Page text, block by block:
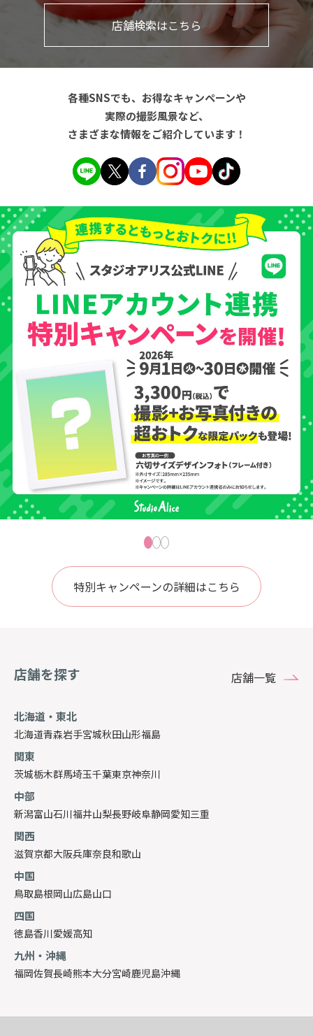
店舗検索はこちら
各種SNSでも、お得なキャンペーンや
実際の撮影風景など、
さまざまな情報をご紹介しています！
特別キャンペーンの詳細はこちら
店舗を探す 店舗一覧
北海道・東北
北海道青森岩手宮城秋田山形福島
関東
茨城栃木群馬埼玉千葉東京神奈川
中部
新潟富山石川福井山梨長野岐阜静岡愛知三重
関西
滋賀京都大阪兵庫奈良和歌山
中国
鳥取島根岡山広島山口
四国
徳島香川愛媛高知
九州・沖縄
福岡佐賀長崎熊本大分宮崎鹿児島沖縄